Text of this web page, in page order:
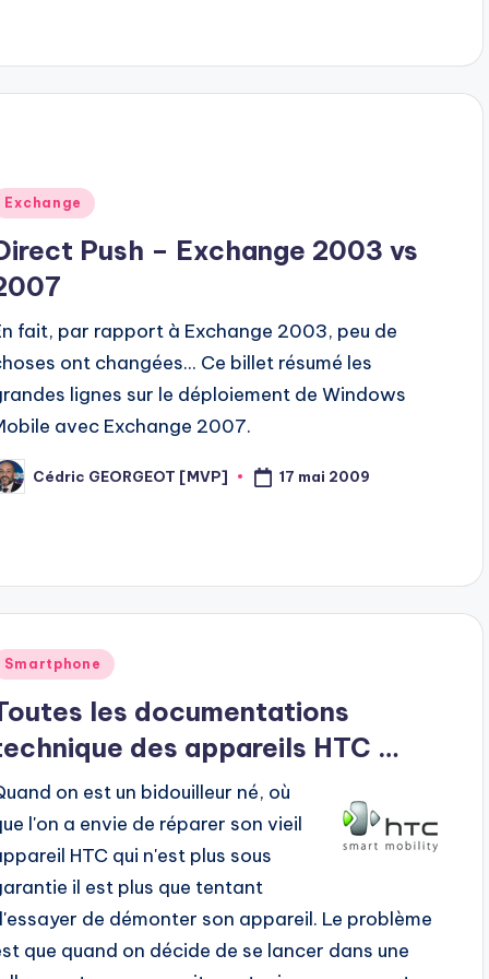
Exchange
Push – Exchange 2003 vs
fait, par rapport à Exchange 2003, peu de
ont changées... Ce billet résumé les
lignes sur le déploiement de Windows
avec Exchange 2007.
Cédric GEORGEOT [MVP] 17 mai 2009
Smartphone
les documentations
des appareils HTC …
on est un bidouilleur né, où
l'on a envie de réparer son vieil
HTC qui n'est plus sous
il est plus que tentant
de démonter son appareil. Le problème
que quand on décide de se lancer dans une